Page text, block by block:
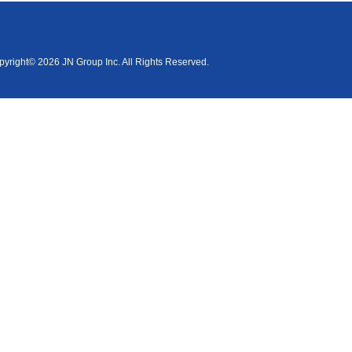
2026 JN Group Inc. All Rights Reserved.